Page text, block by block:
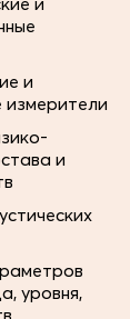
и
измерители
и
уровня,